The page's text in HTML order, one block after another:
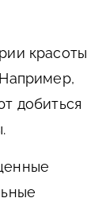
красоты
добиться